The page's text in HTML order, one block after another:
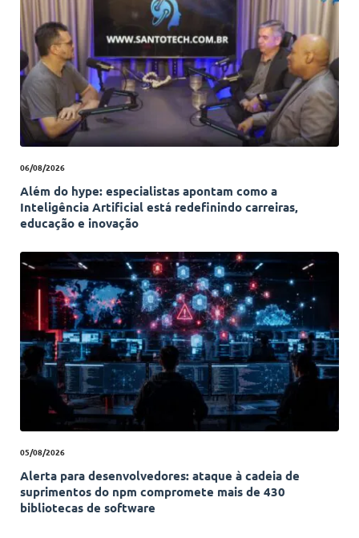
06/08/2026
Além do hype: especialistas apontam como a
Inteligência Artificial está redefinindo carreiras,
educação e inovação
05/08/2026
Alerta para desenvolvedores: ataque à cadeia de
suprimentos do npm compromete mais de 430
bibliotecas de software